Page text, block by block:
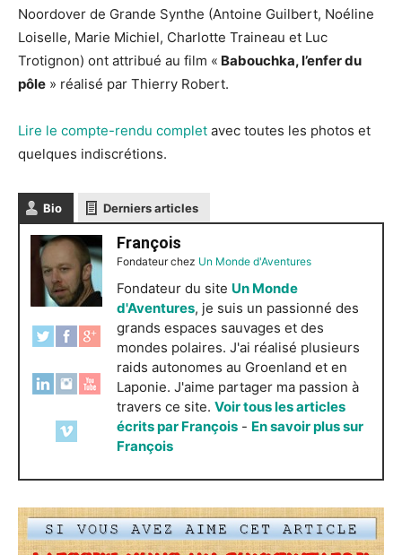
Noordover de Grande Synthe (Antoine Guilbert, Noéline
Loiselle, Marie Michiel, Charlotte Traineau et Luc
Trotignon) ont attribué au film « Babouchka, l’enfer du
pôle » réalisé par Thierry Robert.
Lire le compte-rendu complet avec toutes les photos et
quelques indiscrétions.
Bio Derniers articles
François
Fondateurchez Un Monde d'Aventures
Fondateur du site Un Monde
d'Aventures, je suis un passionné des
grands espaces sauvages et des
mondes polaires. J'ai réalisé plusieurs
raids autonomes au Groenland et en
Laponie. J'aime partager ma passion à
travers ce site. Voir tous les articles
écrits par François - En savoir plus sur
François